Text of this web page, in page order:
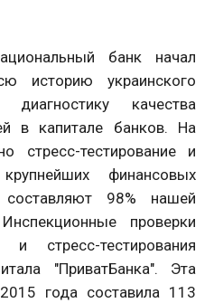
банк начал
историю украинского
диагностику качества
в капитале банков. На
стресс-тестирование и
финансовых
98% нашей
проверки
стресс-тестирования
"ПриватБанка". Эта
года составила 113